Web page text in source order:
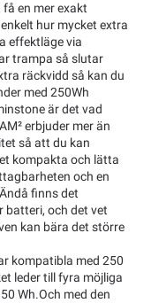
en mer exakt
hur mycket extra
effektläge via
trampa så slutar
räckvidd så kan du
med 250Wh
är det vad
erbjuder mer än
så att du kan
kompakta och lätta
och en
finns det
batteri, och det vet
kan bära det större
kompatibla med 250
leder till fyra möjliga
Wh.Och med den